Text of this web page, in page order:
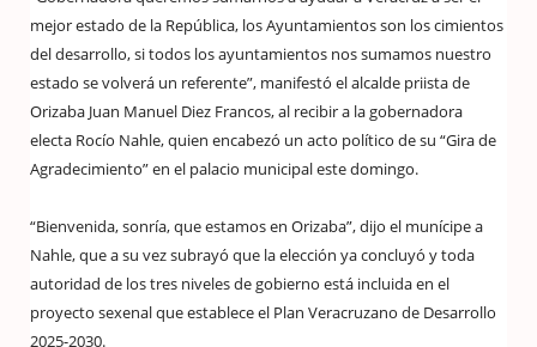
mejor estado de la República, los Ayuntamientos son los cimientos
del desarrollo, si todos los ayuntamientos nos sumamos nuestro
estado se volverá un referente”, manifestó el alcalde priista de
Orizaba Juan Manuel Diez Francos, al recibir a la gobernadora
electa Rocío Nahle, quien encabezó un acto político de su “Gira de
Agradecimiento” en el palacio municipal este domingo.
“Bienvenida, sonría, que estamos en Orizaba”, dijo el munícipe a
Nahle, que a su vez subrayó que la elección ya concluyó y toda
autoridad de los tres niveles de gobierno está incluida en el
proyecto sexenal que establece el Plan Veracruzano de Desarrollo
2025-2030.